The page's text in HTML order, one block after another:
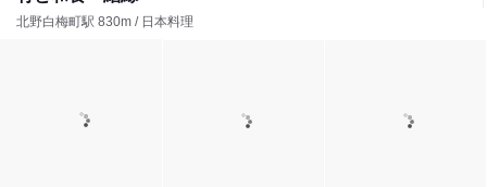
北野白梅町駅 830m / 日本料理